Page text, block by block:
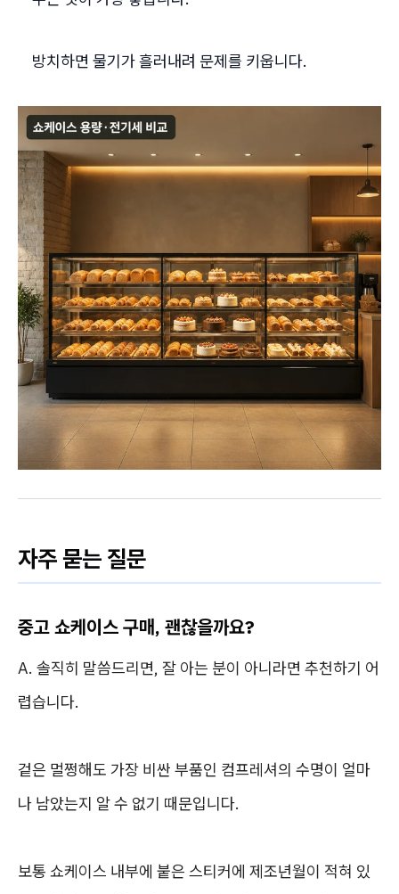
방치하면 물기가 흘러내려 문제를 키웁니다.
자주 묻는 질문
중고 쇼케이스 구매, 괜찮을까요?
A. 솔직히 말씀드리면, 잘 아는 분이 아니라면 추천하기 어
렵습니다.
겉은 멀쩡해도 가장 비싼 부품인 컴프레셔의 수명이 얼마
나 남았는지 알 수 없기 때문입니다.
보통 쇼케이스 내부에 붙은 스티커에 제조년월이 적혀 있